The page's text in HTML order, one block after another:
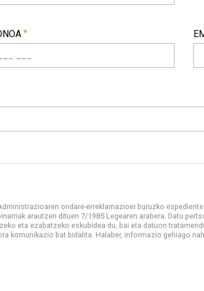
ondare-erreklamazioei buruzko
arautzen dituen 7/1985 Legearen arabera. Datu
eta ezabatzeko eskubidea du, bai eta datuon
komunikazio bat bidalita. Halaber, informazio gehiago